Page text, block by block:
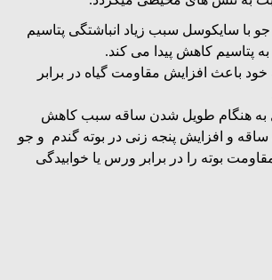
با سایکوسل سبب زیاد انباشتگی پتاسیم
پتاسیم کاهش پیدا می کند.
خود باعث افزایش مقاومت گیاه در برابر
به هنگام طویل شدن ساقه سبب کاهش
و افزایش پنجه زنی در بوته گندم و جو
بوته را در برابر ورس یا خوابیدگی